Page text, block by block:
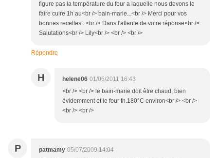
figure pas la température du four a laquelle nous devons le
faire cuire 1h au<br /> bain-marie...<br /> Merci pour vos
bonnes recettes...<br /> Dans l'attente de votre réponse<br />
Salutations<br /> Lily<br /> <br /> <br />
Répondre
H helene06 01/06/2011 16:43
<br /> <br /> le bain-marie doit être chaud, bien
évidemment et le four th.180°C environ<br /> <br />
<br /> <br />
P patmamy 05/07/2009 14:04